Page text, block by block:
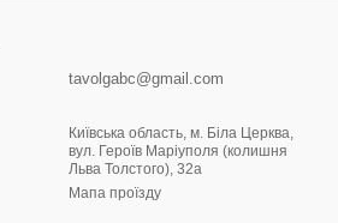
tavolgabc@gmail.com
Київська область, м. Біла Церква,
вул. Героїв Маріуполя (колишня
Льва Толстого), 32a
Мапа проїзду